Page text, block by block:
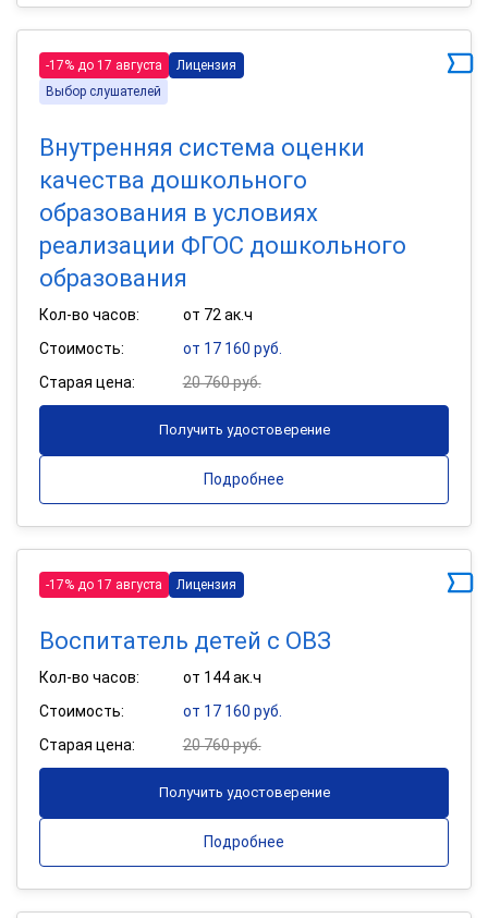
-17% до 17 августа
Лицензия
Выбор слушателей
Внутренняя система оценки
качества дошкольного
образования в условиях
реализации ФГОС дошкольного
образования
Кол-во часов:
от 72 ак.ч
Стоимость:
от 17 160 руб.
Старая цена:
20 760 руб.
Получить удостоверение
Подробнее
-17% до 17 августа Лицензия
Воспитатель детей с ОВЗ
Кол-во часов:
от 144 ак.ч
Стоимость:
от 17 160 руб.
Старая цена:
20 760 руб.
Получить удостоверение
Подробнее